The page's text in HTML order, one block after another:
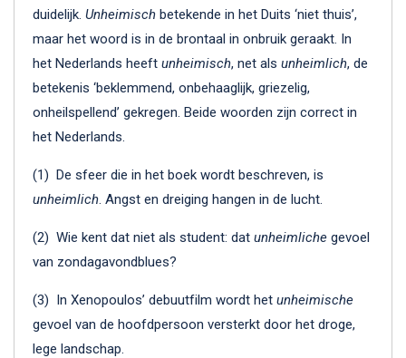
duidelijk. Unheimisch betekende in het Duits ‘niet thuis’,
maar het woord is in de brontaal in onbruik geraakt. In
het Nederlands heeft unheimisch, net als unheimlich, de
betekenis ‘beklemmend, onbehaaglijk, griezelig,
onheilspellend’ gekregen. Beide woorden zijn correct in
het Nederlands.
(1) De sfeer die in het boek wordt beschreven, is
unheimlich. Angst en dreiging hangen in de lucht.
(2) Wie kent dat niet als student: dat unheimliche gevoel
van zondagavondblues?
(3) In Xenopoulos’ debuutfilm wordt het unheimische
gevoel van de hoofdpersoon versterkt door het droge,
lege landschap.